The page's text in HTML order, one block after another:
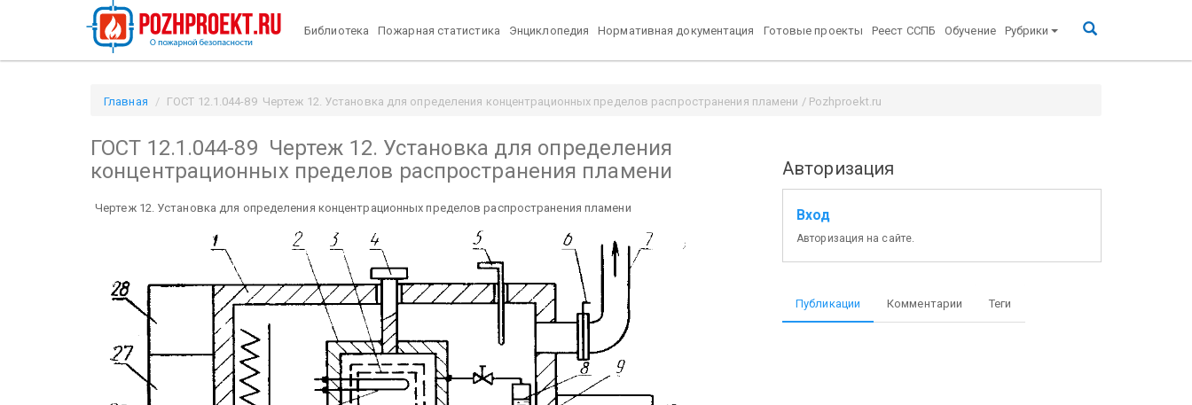
Библиотека Пожарная статистика Энциклопедия Нормативная документация Готовые проекты Реест ССПБ Обучение Рубрики
Главная ГОСТ 12.1.044-89 Чертеж 12. Установка для определения концентрационных пределов распространения пламени / Pozhproekt.ru
ГОСТ 12.1.044-89 Чертеж 12. Установка для определения
концентрационных пределов распространения пламени
Чертеж 12. Установка для определения концентрационных пределов распространения пламени
Авторизация
Вход
Авторизация на сайте.
Публикации Комментарии Теги